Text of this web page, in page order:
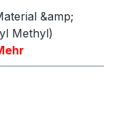
&amp;
Methyl)